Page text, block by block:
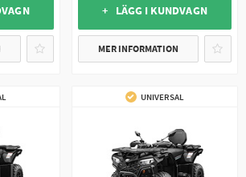
+ LÄGG I KUNDVAGN
MER INFORMATION
UNIVERSAL